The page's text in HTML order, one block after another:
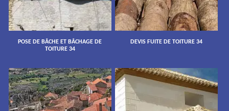
POSE DE BÂCHE ET BÂCHAGE DE
TOITURE 34
DEVIS FUITE DE TOITURE 34